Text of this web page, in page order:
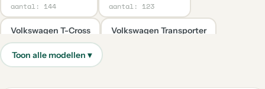
aantal: 144 aantal: 123
Volkswagen T-Cross
aantal: 65
Volkswagen Transporter
Volkswagen Caddy